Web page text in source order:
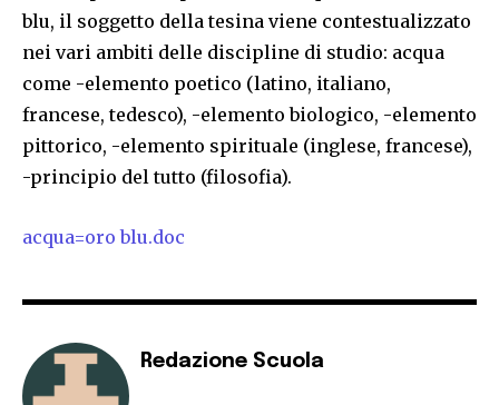
blu, il soggetto della tesina viene contestualizzato
nei vari ambiti delle discipline di studio: acqua
come -elemento poetico (latino, italiano,
francese, tedesco), -elemento biologico, -elemento
pittorico, -elemento spirituale (inglese, francese),
-principio del tutto (filosofia).
acqua=oro blu.doc
Redazione Scuola